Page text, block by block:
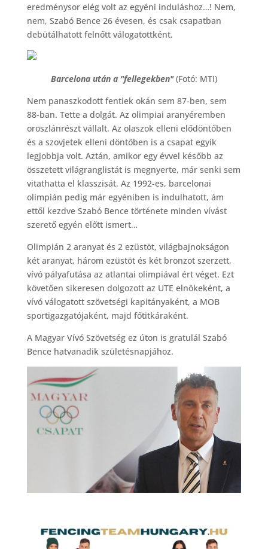
eredménysor elég volt az egyéni induláshoz…! Nem,
nem, Szabó Bence 26 évesen, és csak csapatban
debütálhatott felnőtt válogatottként.
Barcelona után a "fellegekben"(Fotó: MTI)
Nem panaszkodott fentiek okán sem 87-ben, sem
88-ban. Tette a dolgát. Az olimpiai aranyéremben
oroszlánrészt vállalt. Az olaszok elleni elődöntőben
és a szovjetek elleni döntőben is a csapat egyik
legjobbja volt. Aztán, amikor egy évvel később az
összetett világranglistát is megnyerte, már senki sem
vitathatta el klasszisát. Az 1992-es, barcelonai
olimpián pedig már egyéniben is indulhatott, ám
ettől kezdve Szabó Bence története minden vívást
szerető egyén előtt ismert…
Olimpián 2 aranyat és 2 ezüstöt, világbajnokságon
két aranyat, három ezüstöt és két bronzot szerzett,
vívó pályafutása az atlantai olimpiával ért véget. Ezt
követően sikeresen dolgozott az UTE elnökeként, a
vívó válogatott szövetségi kapitányaként, a MOB
sportigazgatójaként, majd főtitkáraként.
A Magyar Vívó Szövetség ez úton is gratulál Szabó
Bence hatvanadik születésnapjához.